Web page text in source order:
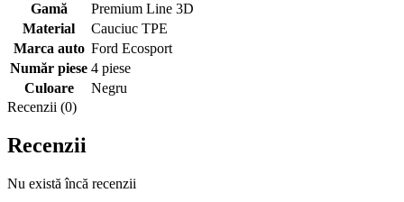
Gamă
Premium Line 3D
Material
Cauciuc TPE
Marca auto Ford Ecosport
Număr piese 4 piese
Culoare
Negru
Recenzii (0)
Recenzii
Nu există încă recenzii